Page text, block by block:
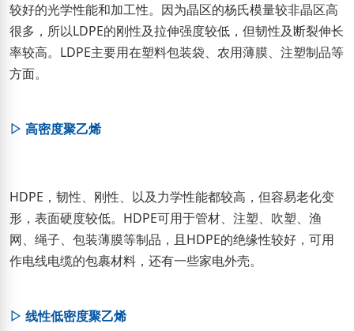
较好的光学性能和加工性。因为晶区的杨氏模量较非晶区高
很多，所以LDPE的刚性及拉伸强度较低，但韧性及断裂伸长
率较高。LDPE主要用在塑料包装袋、农用薄膜、注塑制品等
方面。
▷ 高密度聚乙烯
HDPE，韧性、刚性、以及力学性能都较高，但容易老化变
形，表面硬度较低。HDPE可用于管材、注塑、吹塑、渔
网、绳子、包装薄膜等制品，且HDPE的绝缘性较好，可用
作电线电缆的包裹材料，还有一些家电外壳。
▷ 线性低密度聚乙烯